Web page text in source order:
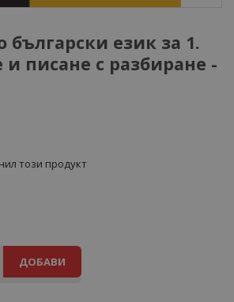
български език за 1.
и писане с разбиране -
този продукт
ДОБАВИ